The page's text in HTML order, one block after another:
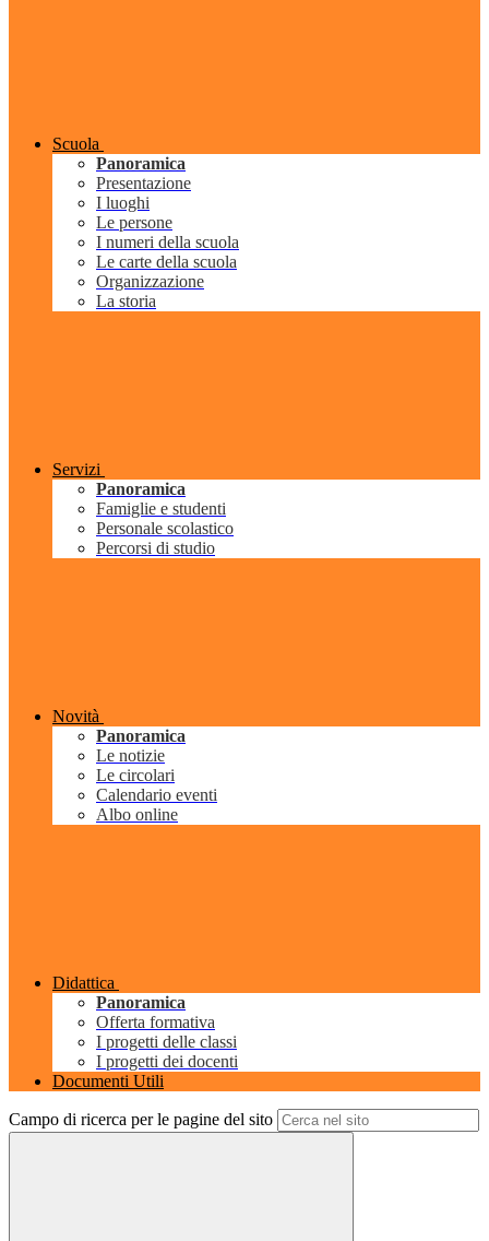
Scuola
Panoramica
Presentazione
I luoghi
Le persone
I numeri della scuola
Le carte della scuola
Organizzazione
La storia
Servizi
Panoramica
Famiglie e studenti
Personale scolastico
Percorsi di studio
Novità
Panoramica
Le notizie
Le circolari
Calendario eventi
Albo online
Didattica
Panoramica
Offerta formativa
I progetti delle classi
I progetti dei docenti
Documenti Utili
Campo di ricerca per le pagine del sito